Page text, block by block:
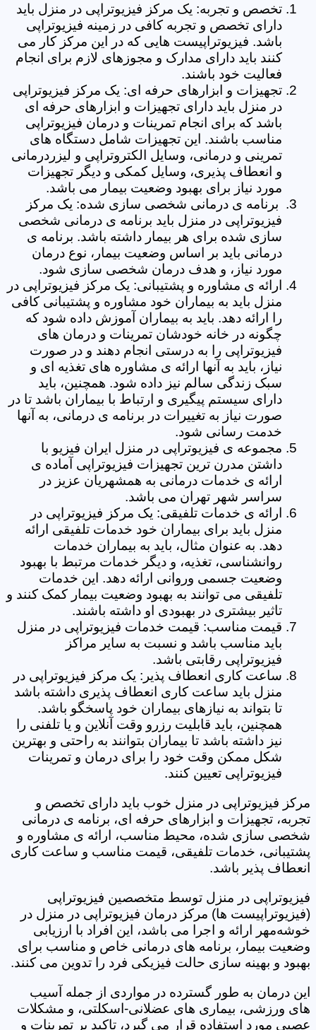
تخصص و تجربه: یک مرکز فیزیوتراپی در منزل باید
دارای تخصص و تجربه کافی در زمینه فیزیوتراپی
باشد. فیزیوتراپیست هایی که در این مرکز کار می
کنند باید دارای مدارک و مجوزهای لازم برای انجام
فعالیت خود باشند.
تجهیزات و ابزارهای حرفه ای: یک مرکز فیزیوتراپی
در منزل باید دارای تجهیزات و ابزارهای حرفه ای
باشد که برای انجام تمرینات و درمان فیزیوتراپی
مناسب باشند. این تجهیزات شامل دستگاه های
تمرینی و درمانی، وسایل الکتروتراپی و لیزردرمانی
و انعطاف پذیری، وسایل کمکی و دیگر تجهیزات
مورد نیاز برای بهبود وضعیت بیمار می باشد.
برنامه ی درمانی شخصی سازی شده: یک مرکز
فیزیوتراپی در منزل باید برنامه ی درمانی شخصی
سازی شده برای هر بیمار داشته باشد. برنامه ی
درمانی باید بر اساس وضعیت بیمار، نوع درمان
مورد نیاز، و هدف درمان شخصی سازی شود.
ارائه ی مشاوره و پشتیبانی: یک مرکز فیزیوتراپی در
منزل باید به بیماران خود مشاوره و پشتیبانی کافی
را ارائه دهد. باید به بیماران آموزش داده شود که
چگونه در خانه خودشان تمرینات و درمان های
فیزیوتراپی را به درستی انجام دهند و در صورت
نیاز، باید به آنها ارائه ی مشاوره های تغذیه ای و
سبک زندگی سالم نیز داده شود. همچنین، باید
دارای سیستم پیگیری و ارتباط با بیماران باشد تا در
صورت نیاز به تغییرات در برنامه ی درمانی، به آنها
خدمت رسانی شود.
مجموعه ی فیزیوتراپی در منزل ایران فیزیو با
داشتن مدرن ترین تجهیزات فیزیوتراپی آماده ی
ارائه ی خدمات درمانی به همشهریان عزیز در
سراسر شهر تهران می باشد.
ارائه ی خدمات تلفیقی: یک مرکز فیزیوتراپی در
منزل باید برای بیماران خود خدمات تلفیقی ارائه
دهد. به عنوان مثال، باید به بیماران خدمات
روانشناسی، تغذیه، و دیگر خدمات مرتبط با بهبود
وضعیت جسمی وروانی ارائه دهد. این خدمات
تلفیقی می توانند به بهبود وضعیت بیمار کمک کنند و
تاثیر بیشتری در بهبودی او داشته باشند.
قیمت مناسب: قیمت خدمات فیزیوتراپی در منزل
باید مناسب باشد و نسبت به سایر مراکز
فیزیوتراپی رقابتی باشد.
ساعت کاری انعطاف پذیر: یک مرکز فیزیوتراپی در
منزل باید ساعت کاری انعطاف پذیری داشته باشد
تا بتواند به نیازهای بیماران خود پاسخگو باشد.
همچنین، باید قابلیت رزرو وقت آنلاین و یا تلفنی را
نیز داشته باشد تا بیماران بتوانند به راحتی و بهترین
شکل ممکن وقت خود را برای درمان و تمرینات
فیزیوتراپی تعیین کنند.
مرکز فیزیوتراپی در منزل خوب باید دارای تخصص و
تجربه، تجهیزات و ابزارهای حرفه ای، برنامه ی درمانی
شخصی سازی شده، محیط مناسب، ارائه ی مشاوره و
پشتیبانی، خدمات تلفیقی، قیمت مناسب و ساعت کاری
انعطاف پذیر باشد.
فیزیوتراپی در منزل توسط متخصصین فیزیوتراپی
(فیزیوتراپیست ها) مرکز درمان فیزیوتراپی در منزل در
خوشه‌مهر ارائه و اجرا می باشد، این افراد با ارزیابی
وضعیت بیمار، برنامه های درمانی خاص و مناسب برای
بهبود و بهینه سازی حالت فیزیکی فرد را تدوین می کنند.
این درمان به طور گسترده در مواردی از جمله آسیب
های ورزشی، بیماری های عضلانی-اسکلتی، و مشکلات
عصبی مورد استفاده قرار می گیرد، تاکید بر تمرینات و